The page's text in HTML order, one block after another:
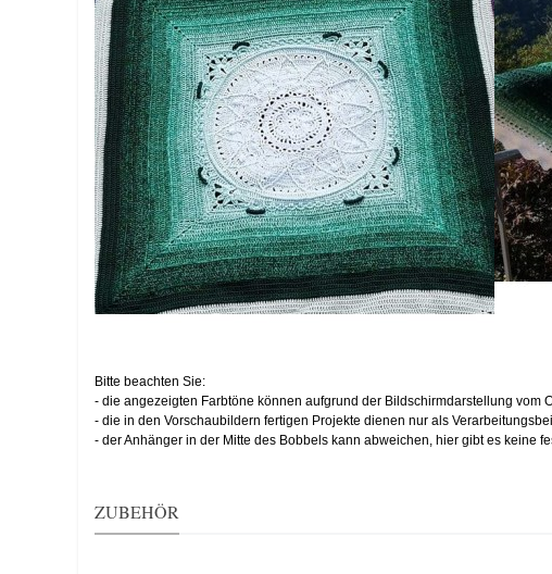
Bitte beachten Sie:
- die angezeigten Farbtöne können aufgrund der Bildschirmdarstellung vom
- die in den Vorschaubildern fertigen Projekte dienen nur als
- der Anhänger in der Mitte des Bobbels kann abweichen, hier gibt es keine
ZUBEHÖR